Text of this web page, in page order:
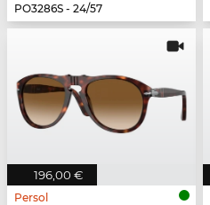
PO3286S - 24/57
196,00 €
Persol